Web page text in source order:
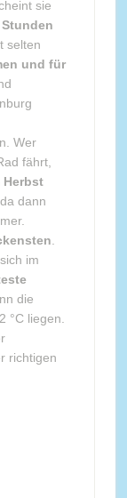
sie
selten
und für
Wer
fährt,
dann
im
die
°C liegen.
richtigen